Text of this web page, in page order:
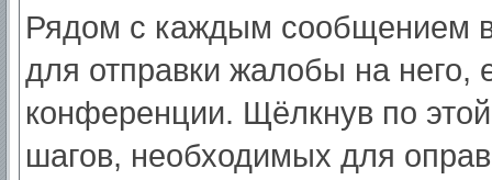
Рядом с каждым сообщением
для отправки жалобы на него,
конференции. Щёлкнув по
шагов, необходимых для